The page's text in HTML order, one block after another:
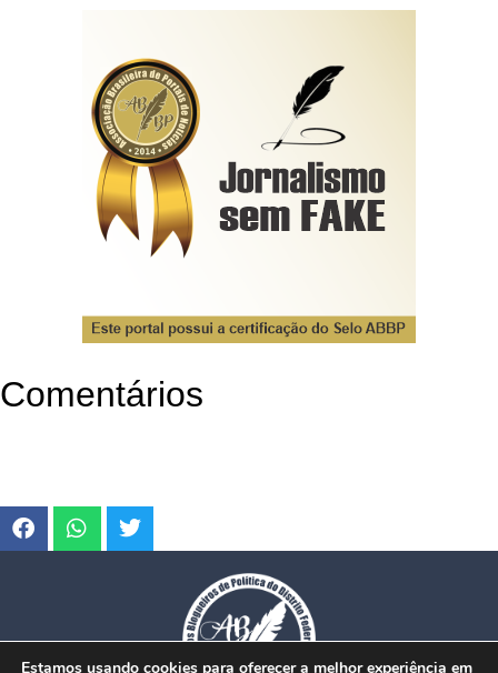
Comentários
Estamos usando cookies para oferecer a melhor experiência em